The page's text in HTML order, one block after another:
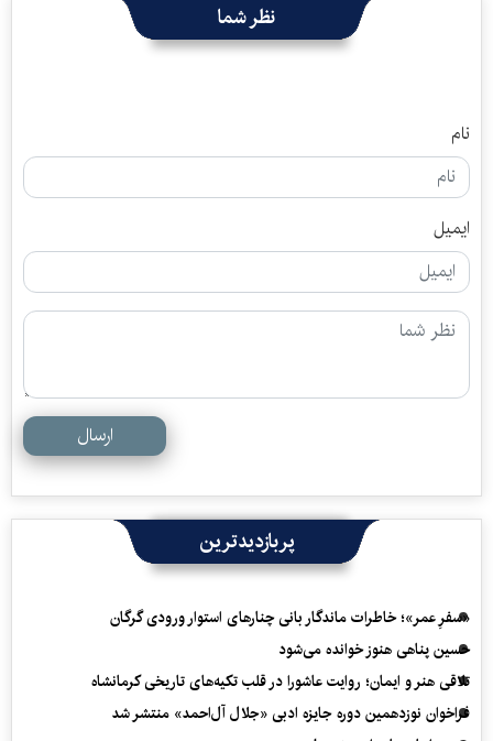
نظر شما
نام
ایمیل
ارسال
پربازدیدترین
«سفرِ عمر»؛ خاطرات ماندگار بانی چنارهای استوار ورودی گرگان
حسین پناهی هنوز خوانده می‌شود
تلاقی هنر و ایمان؛ روایت عاشورا در قلب تکیه‌های تاریخی کرمانشاه
فراخوان نوزدهمین دوره جایزه ادبی «جلال آل‌احمد» منتشر شد